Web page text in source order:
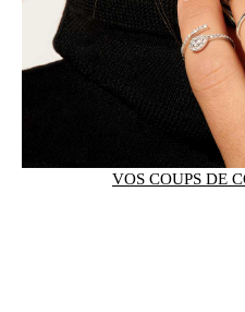
VOS COUPS DE